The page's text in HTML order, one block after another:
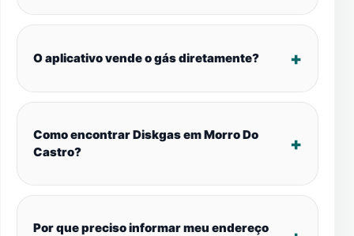
O aplicativo vende o gás diretamente?
Como encontrar Diskgas em Morro Do
Castro?
Por que preciso informar meu endereço